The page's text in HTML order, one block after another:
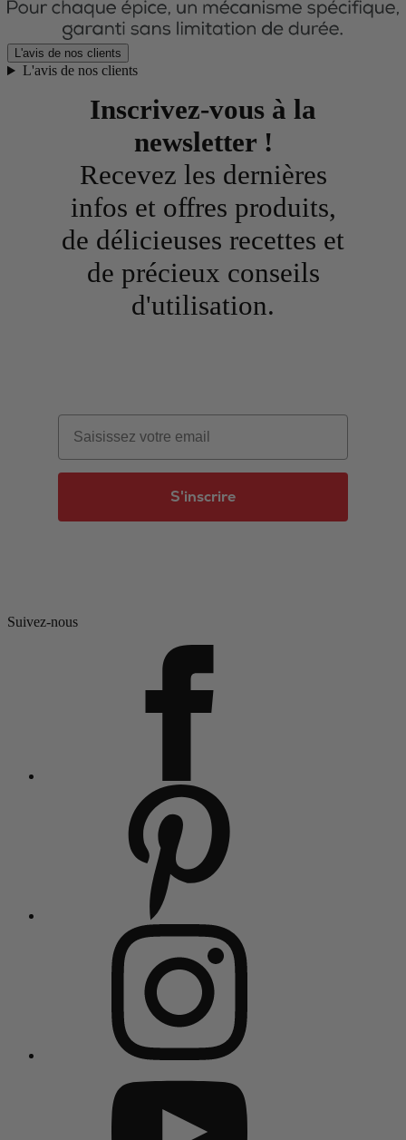
L'avis de nos clients
L'avis de nos clients
Inscrivez-vous à la
newsletter !
Recevez les dernières
infos et offres produits,
de délicieuses recettes et
de précieux conseils
d'utilisation.
Email
S'inscrire
Suivez-nous